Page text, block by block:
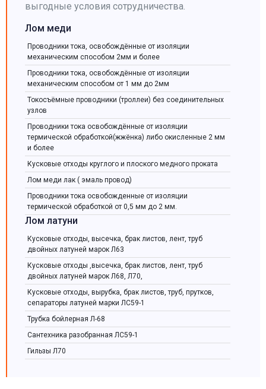
выгодные условия сотрудничества.
Лом меди
Проводники тока, освобождённые от изоляции
механическим способом 2мм и более
Проводники тока, освобождённые от изоляции
механическим способом от 1 мм до 2мм
Токосъёмные проводники (троллеи) без соединительных
узлов
Проводники тока освобождённые от изоляции
термической обработкой(жжёнка) либо окисленные 2 мм
и более
Кусковые отходы круглого и плоского медного проката
Лом меди лак ( эмаль провод)
Проводники тока освобожденные от изоляции
термической обработкой от 0,5 мм до 2 мм.
Лом латуни
Кусковые отходы, высечка, брак листов, лент, труб
двойных латуней марок Л63
Кусковые отходы ,высечка, брак листов, лент, труб
двойных латуней марок Л68, Л70,
Кусковые отходы, вырубка, брак листов, труб, прутков,
сепараторы латуней марки ЛС59-1
Трубка бойлерная Л-68
Сантехника разобранная ЛС59-1
Гильзы Л70